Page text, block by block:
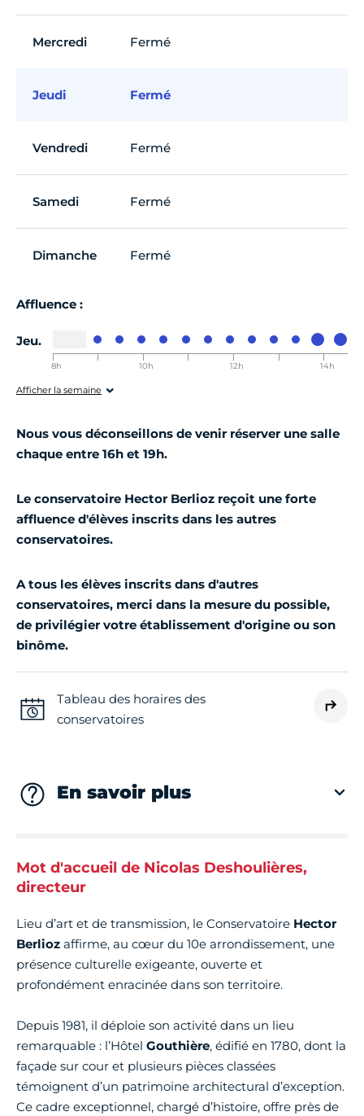
Mercredi Fermé
Jeudi Fermé
Vendredi Fermé
Samedi Fermé
Dimanche Fermé
Affluence :
Jeu.
8h
00-8h30 10h
00-10h30 12h
00-12h30 14h
00-14h30
Afficher la semaine
Nous vous déconseillons de venir réserver une salle
chaque entre 16h et 19h.
Le conservatoire Hector Berlioz reçoit une forte
affluence d'élèves inscrits dans les autres
conservatoires.
A tous les élèves inscrits dans d'autres
conservatoires, merci dans la mesure du possible,
de privilégier votre établissement d'origine ou son
binôme.
Tableau des horaires des
conservatoires
En savoir plus
Mot d'accueil de Nicolas Deshoulières,
directeur
Lieu d’art et de transmission, le Conservatoire Hector
Berlioz affirme, au cœur du 10e arrondissement, une
présence culturelle exigeante, ouverte et
profondément enracinée dans son territoire.
Depuis 1981, il déploie son activité dans un lieu
remarquable : l’Hôtel Gouthière, édifié en 1780, dont la
façade sur cour et plusieurs pièces classées
témoignent d’un patrimoine architectural d’exception.
Ce cadre exceptionnel, chargé d’histoire, offre près de